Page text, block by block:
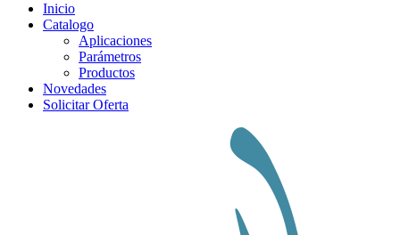
Inicio
Catalogo
Aplicaciones
Parámetros
Productos
Novedades
Solicitar Oferta